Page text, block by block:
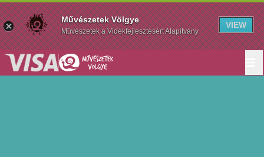
Művészetek Völgye
Művészetek a Vidékfejlesztésért Alapítvány
VIEW